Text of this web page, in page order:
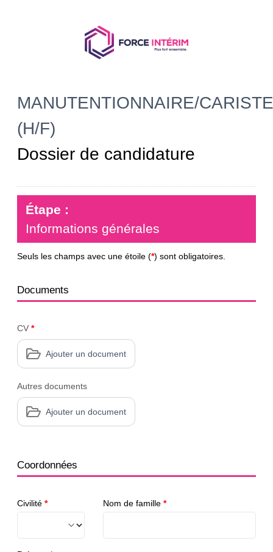
MANUTENTIONNAIRE/CARISTE
(H/F)
Dossier de candidature
Étape :
Informations générales
Seuls les champs avec une étoile (*) sont obligatoires.
Documents
CV *
Ajouter un document
Autres documents
Ajouter un document
Coordonnées
Civilité * Nom de famille *